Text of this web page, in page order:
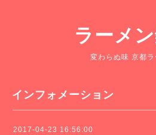
ラーメ
変わらぬ味 京都ラ
インフォメーション
2017-04-23 16:56:00